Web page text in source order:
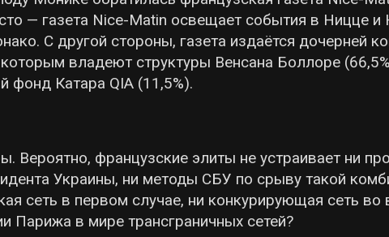
— газета Nice-Matin освещает события в Ницце
С другой стороны, газета издаётся дочерней
владеют структуры Венсана Боллоре
фонд Катара QIA (11,5%).
Вероятно, французские элиты не устраивает ни
Украины, ни методы СБУ по срыву такой
сеть в первом случае, ни конкурирующая сеть
Парижа в мире трансграничных сетей?